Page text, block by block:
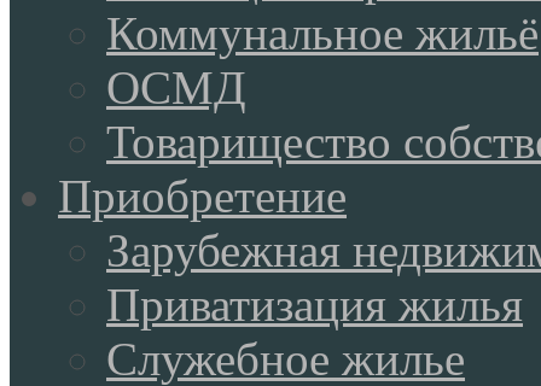
Коммунальное жильё
ОСМД
Товарищество
Приобретение
Зарубежная
Приватизация жилья
Служебное жилье